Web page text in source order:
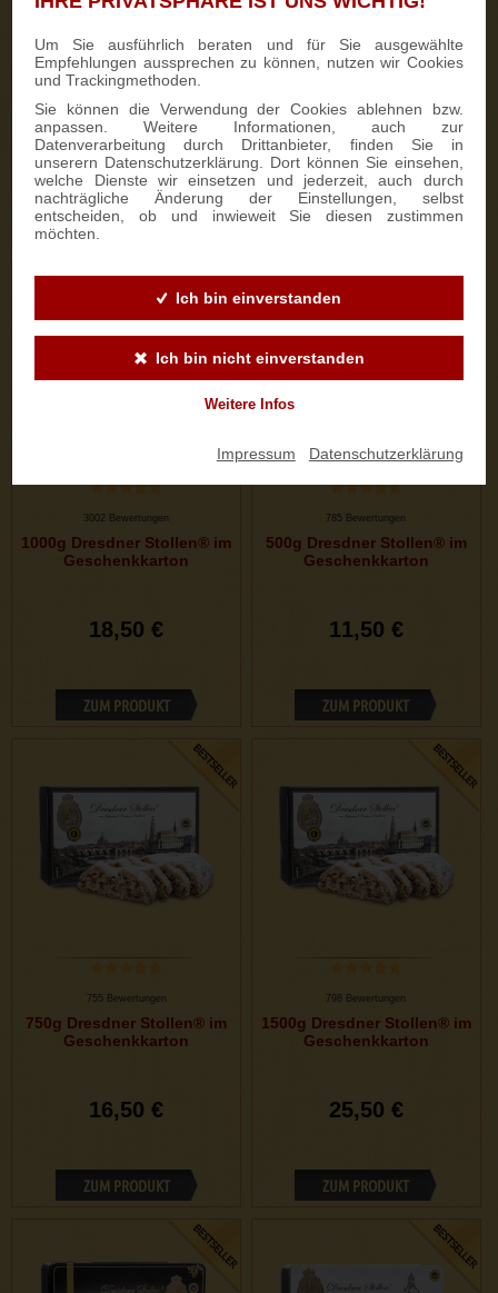
Um Sie ausführlich beraten und für Sie ausgewählte
Empfehlungen aussprechen zu können, nutzen wir Cookies
und Trackingmethoden.
Sie können die Verwendung der Cookies ablehnen bzw.
anpassen. Weitere Informationen, auch zur
Datenverarbeitung durch Drittanbieter, finden Sie in
unserern Datenschutzerklärung. Dort können Sie einsehen,
welche Dienste wir einsetzen und jederzeit, auch durch
nachträgliche Änderung der Einstellungen, selbst
entscheiden, ob und inwieweit Sie diesen zustimmen
möchten.
Ich bin einverstanden
Ich bin nicht einverstanden
Weitere Infos
Impressum Datenschutzerklärung
50 Bewertungen
750g Dresdner Stollen® in
Holzkiste
22,50 €
ZUM PRODUKT
333 Bewertungen
700g Feinster Mohnstriezel
15,90 €
ZUM PRODUKT
3002 Bewertungen
1000g Dresdner Stollen® im
Geschenkkarton
18,50 €
ZUM PRODUKT
785 Bewertungen
500g Dresdner Stollen® im
Geschenkkarton
11,50 €
ZUM PRODUKT
755 Bewertungen
750g Dresdner Stollen® im
Geschenkkarton
16,50 €
ZUM PRODUKT
798 Bewertungen
1500g Dresdner Stollen® im
Geschenkkarton
25,50 €
ZUM PRODUKT